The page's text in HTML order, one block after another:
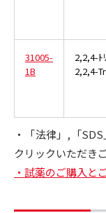
31005-
1B
2,2,4-ﾄ
2,2,4-
・「法律」,「
クリックいただき
・試薬のご購入と